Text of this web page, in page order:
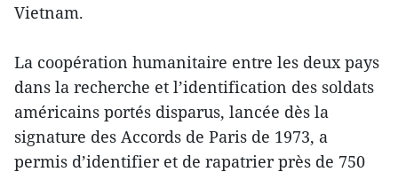
Vietnam.
La coopération humanitaire entre les deux pays
dans la recherche et l’identification des soldats
américains portés disparus, lancée dès la
signature des Accords de Paris de 1973, a
permis d’identifier et de rapatrier près de 750